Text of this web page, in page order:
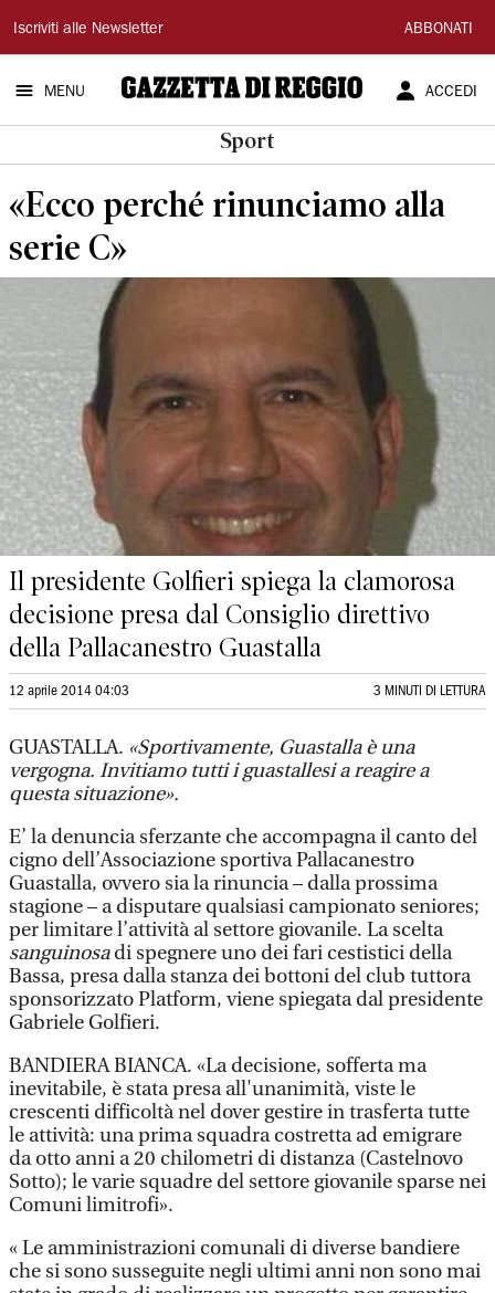
Gazzetta
di
Reggio
Iscriviti alle Newsletter ABBONATI
MENU ACCEDI
Sport
«Ecco perché rinunciamo alla
serie C»
Il presidente Golfieri spiega la clamorosa
decisione presa dal Consiglio direttivo
della Pallacanestro Guastalla
12 aprile 2014 04:03 3 MINUTI DI LETTURA
GUASTALLA. «Sportivamente, Guastalla è una
vergogna. Invitiamo tutti i guastallesi a reagire a
questa situazione».
E’ la denuncia sferzante che accompagna il canto del
cigno dell’Associazione sportiva Pallacanestro
Guastalla, ovvero sia la rinuncia – dalla prossima
stagione – a disputare qualsiasi campionato seniores;
per limitare l’attività al settore giovanile. La scelta
sanguinosadi spegnere uno dei fari cestistici della
Bassa, presa dalla stanza dei bottoni del club tuttora
sponsorizzato Platform, viene spiegata dal presidente
Gabriele Golfieri.
BANDIERA BIANCA. «La decisione, sofferta ma
inevitabile, è stata presa all'unanimità, viste le
crescenti difficoltà nel dover gestire in trasferta tutte
le attività: una prima squadra costretta ad emigrare
da otto anni a 20 chilometri di distanza (Castelnovo
Sotto); le varie squadre del settore giovanile sparse nei
Comuni limitrofi».
« Le amministrazioni comunali di diverse bandiere
che si sono susseguite negli ultimi anni non sono mai